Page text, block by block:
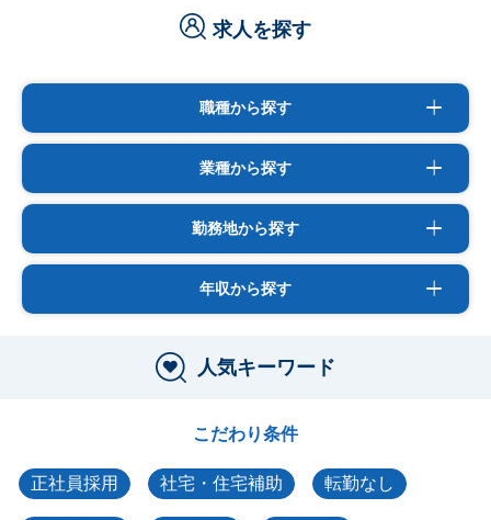
求人を探す
職種から探す
業種から探す
勤務地から探す
年収から探す
人気キーワード
こだわり条件
正社員採用 社宅・住宅補助 転勤なし